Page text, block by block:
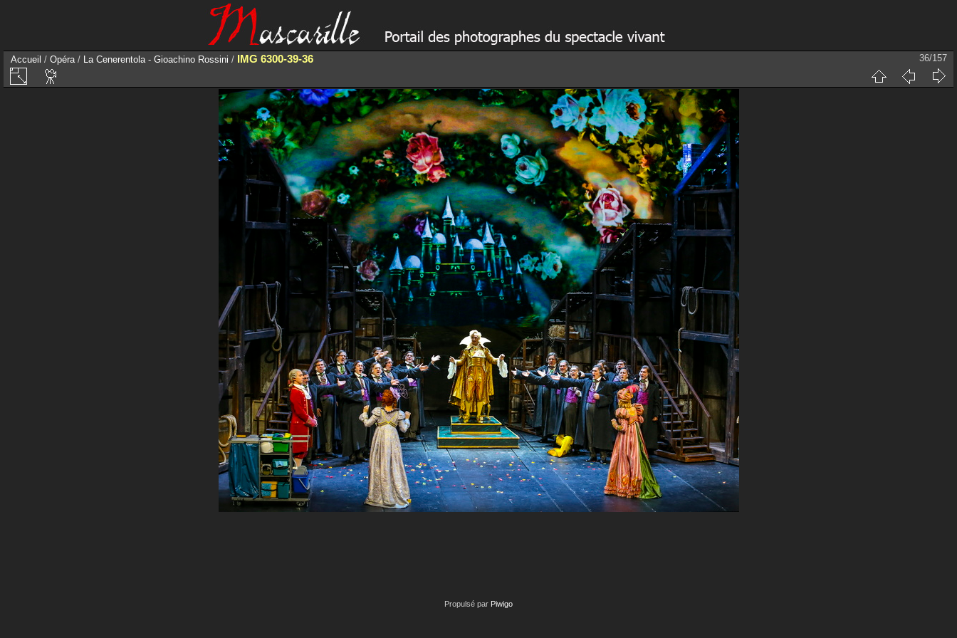
Accueil / Opéra/ La Cenerentola - Gioachino Rossini / IMG 6300-39-36 36/157
Propulsé par Piwigo